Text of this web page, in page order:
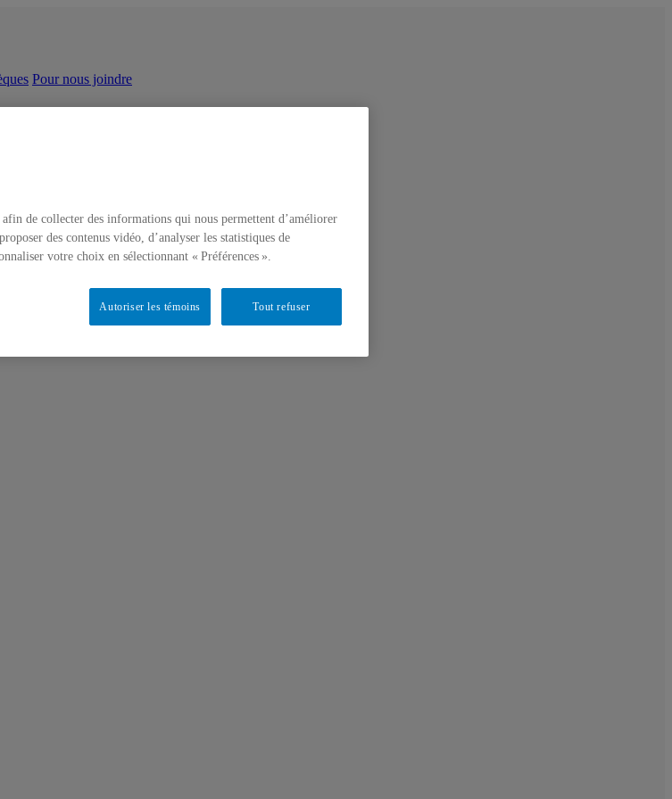
Pour nous joindre
de collecter des informations qui nous permettent d’améliorer
des contenus vidéo, d’analyser les statistiques de
votre choix en sélectionnant « Préférences ».
Tout refuser
Autoriser les témoins